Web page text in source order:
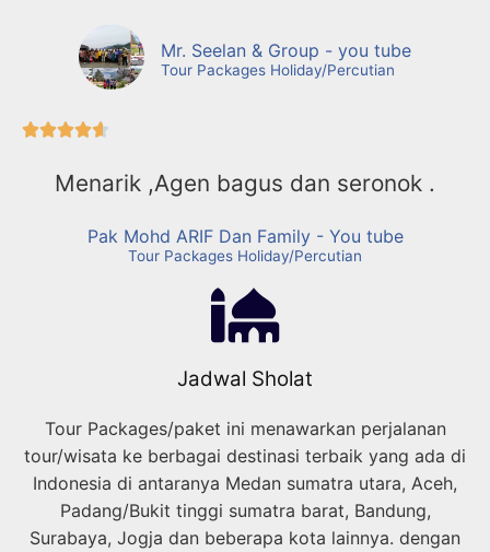
Mr. Seelan & Group - you tube
Tour Packages Holiday/Percutian

Menarik ,Agen bagus dan seronok .
Pak Mohd ARIF Dan Family - You tube
Tour Packages Holiday/Percutian
Jadwal Sholat
Tour Packages/paket ini menawarkan perjalanan
tour/wisata ke berbagai destinasi terbaik yang ada di
Indonesia di antaranya Medan sumatra utara, Aceh,
Padang/Bukit tinggi sumatra barat, Bandung,
Surabaya, Jogja dan beberapa kota lainnya. dengan